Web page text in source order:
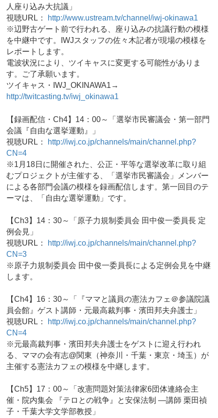
人座り込み大抗議」
視聴URL： http://www.ustream.tv/channel/iwj-okinawa1
※辺野古ゲート前で行われる、座り込みの抗議行動の模様
を中継中です。IWJスタッフの佐々木記者が現場の模様を
レポートします。
電波状況により、ツイキャスに変更する可能性がありま
す。ご了承願います。
ツイキャス・IWJ_OKINAWA1→
http://twitcasting.tv/iwj_okinawa1
【録画配信・Ch4】14：00～「選挙市民審議会・第一部門
会議『自由な選挙運動』」
視聴URL： http://iwj.co.jp/channels/main/channel.php?
CN=4
※1月18日に開催された、公正・平等な選挙改革に取り組
むプロジェクトが主催する、「選挙市民審議会」メンバー
による各部門会議の模様を録画配信します。第一回目のテ
ーマは、「自由な選挙運動」です。
【Ch3】14：30～「原子力規制委員会 田中俊一委員長 定
例会見」
視聴URL： http://iwj.co.jp/channels/main/channel.php?
CN=3
※原子力規制委員会 田中俊一委員長による定例会見を中継
します。
【Ch4】16：30～「『ママと議員の憲法カフェ＠参議院議
員会館』ゲスト講師・元最高裁判事・濱田邦夫弁護士」
視聴URL： http://iwj.co.jp/channels/main/channel.php?
CN=4
※元最高裁判事・濱田邦夫弁護士をゲストに迎え行われ
る、ママの会有志@関東（神奈川・千葉・東京・埼玉）が
主催する憲法カフェの模様を中継します。
【Ch5】17：00～「改憲問題対策法律家6団体連絡会主
催・院内集会 『テロとの戦争』と安保法制 ―講師 栗田禎
子・千葉大学文学部教授」